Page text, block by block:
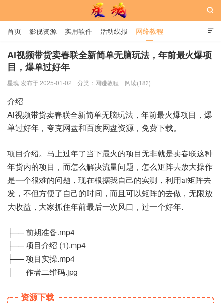
星魂网

首页 影视资源 实用软件 活动线报 网络教程
用户中心 书籍 娱乐

Ai视频带货卖春联全新简单无脑玩法，年前最火爆项
目，爆单过好年
星魂 发布于 2025-01-02 分类： 网赚教程 阅读(182)
介绍
Ai视频带货卖春联全新简单无脑玩法，年前最火爆项目，爆
单过好年，夸克网盘和百度网盘资源，免费下载。
项目介绍。马上过年了当下最火的项目无非就是卖春联这种
年货内的项目，而怎么解决流量问题，怎么矩阵去放大操作
是一个很难的问题，现在根据我自己的实测，利用ai矩阵去
发，不但方便了自己的时间，而且可以矩阵的去做，无限放
大收益，大家抓住年前最后一次风口，过一个好年.
├── 前期准备.mp4
├── 项目介绍 (1).mp4
├── 项目实操.mp4
├── 作者二维码.jpg
资源下载